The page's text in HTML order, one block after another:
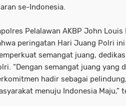
se-Indonesia.
Pelalawan AKBP John Louis
peringatan Hari Juang Polri
semangat juang,
“Dengan semangat juang yang
hadir sebagai
menuju Indonesia Maju,”